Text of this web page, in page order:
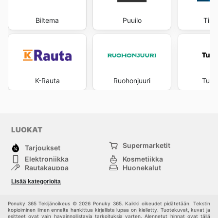
Biltema
K-Rauta
Puuilo
Ruohonjuuri
LUOKAT
Tarjoukset
Supermarketit
Elektroniikka
Kosmetiikka
Rautakauppa
Huonekalut
Urheilu
Lisää kategorioita
Ponuky 365 Tekijänoikeus © 2026 Ponuky 365. Kaikki oikeudet pidätetään. Tekstin
kopioiminen ilman ennalta hankittua kirjallista lupaa on kielletty. Tuotekuvat, kuvat ja
esitteet ovat vain havainnollistavia tarkoituksia varten. Alennetut hinnat ovat tällä